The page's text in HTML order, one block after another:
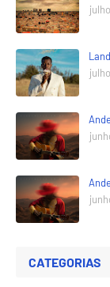
CATEGORIAS